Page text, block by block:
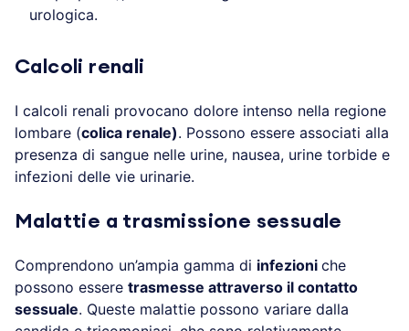
urologica.
Calcoli renali
I calcoli renali provocano dolore intenso nella regione
lombare (colica renale). Possono essere associati alla
presenza di sangue nelle urine, nausea, urine torbide e
infezioni delle vie urinarie.
Malattie a trasmissione sessuale
Comprendono un’ampia gamma di infezioni che
possono essere trasmesse attraverso il contatto
sessuale. Queste malattie possono variare dalla